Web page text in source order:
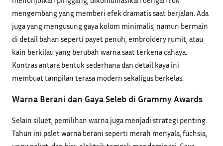
mengembang yang memberi efek dramatis saat berjalan. Ada
juga yang mengusung gaya kolom minimalis, namun bermain
di detail bahan seperti payet penuh, embroidery rumit, atau
kain berkilau yang berubah warna saat terkena cahaya.
Kontras antara bentuk sederhana dan detail kaya ini
membuat tampilan terasa modern sekaligus berkelas.
Warna Berani dan Gaya Seleb di Grammy Awards
Selain siluet, pemilihan warna juga menjadi strategi penting.
Tahun ini palet warna berani seperti merah menyala, fuchsia,